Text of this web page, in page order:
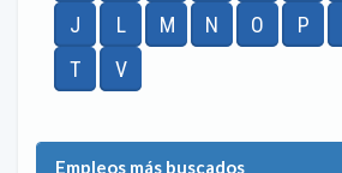
J
L M N O P
T
V
Empleos más buscados